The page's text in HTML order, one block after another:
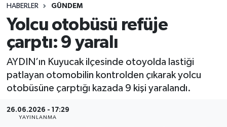
HABERLER GÜNDEM
Yolcu otobüsü refüje
çarptı: 9 yaralı
AYDIN’ın Kuyucak ilçesinde otoyolda lastiği
patlayan otomobilin kontrolden çıkarak yolcu
otobüsüne çarptığı kazada 9 kişi yaralandı.
26.06.2026 - 17:29
YAYINLANMA
Resmi İlanlar
Alanyaspor
Turizm
E-Gazete
Süper Lig Puan Durumu ve Fikstür
Tüm Manşetler
Son Dakika Haberleri
Haber Arşivi